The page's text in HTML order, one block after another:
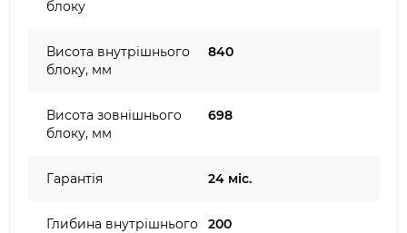
блоку
Висота внутрішнього
блоку, мм
840
Висота зовнішнього
блоку, мм
698
Гарантія 24 міс.
Глибина внутрішнього
200